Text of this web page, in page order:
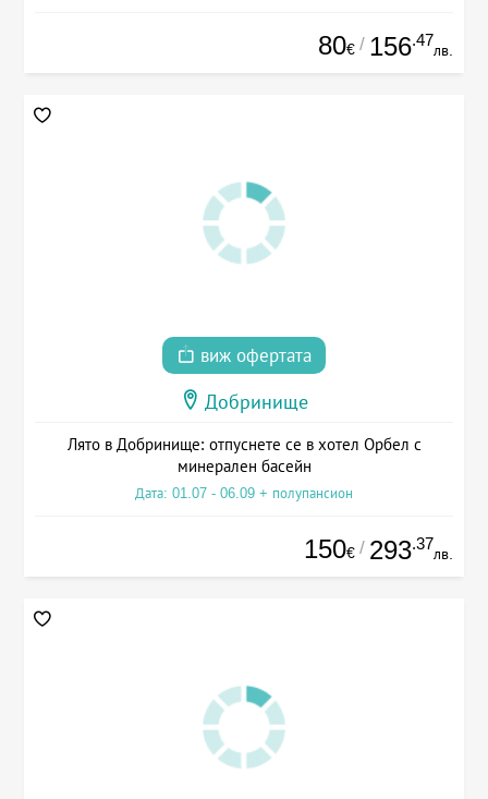
80€ / 156.47
лв.
виж офертата
Добринище
Лято в Добринище: отпуснете се в хотел Орбел с
минерален басейн
Дата: 01.07 - 06.09 + полупансион
150€ / 293.37
лв.